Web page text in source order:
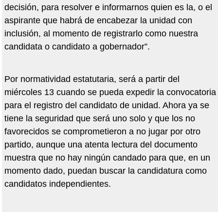
decisión, para resolver e informarnos quien es la, o el
aspirante que habrá de encabezar la unidad con
inclusión, al momento de registrarlo como nuestra
candidata o candidato a gobernador”.
Por normatividad estatutaria, será a partir del
miércoles 13 cuando se pueda expedir la convocatoria
para el registro del candidato de unidad. Ahora ya se
tiene la seguridad que será uno solo y que los no
favorecidos se comprometieron a no jugar por otro
partido, aunque una atenta lectura del documento
muestra que no hay ningún candado para que, en un
momento dado, puedan buscar la candidatura como
candidatos independientes.